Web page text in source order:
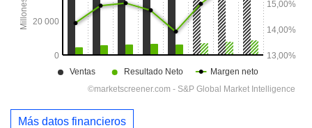
Más datos financieros